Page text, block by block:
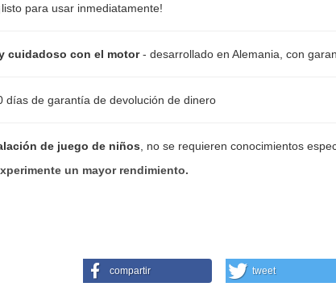
para usar inmediatamente!
cuidadoso con el motor- desarrollado en Alemania, con
días de garantía de devolución de dinero
de juego de niños , no se requieren conocimientos
un mayor rendimiento.
compartir tweet